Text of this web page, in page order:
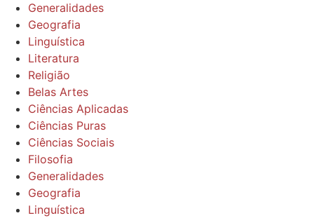
Generalidades
Geografia
Linguística
Literatura
Religião
Belas Artes
Ciências Aplicadas
Ciências Puras
Ciências Sociais
Filosofia
Generalidades
Geografia
Linguística